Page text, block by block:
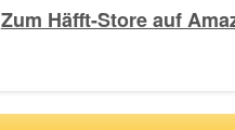
Zum Häfft-Store auf